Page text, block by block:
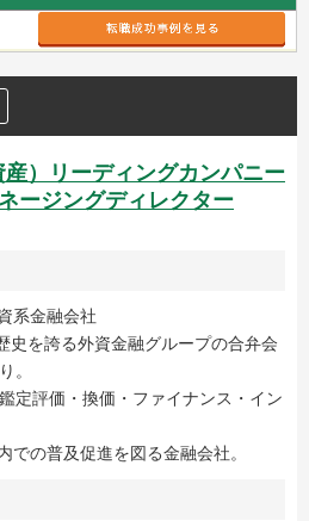
）リーディングカンパニー
ージングディレクター
系金融会社
史を誇る外資金融グループの合弁会
。
定評価・換価・ファイナンス・イン
での普及促進を図る金融会社。